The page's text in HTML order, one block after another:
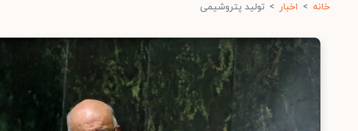
خانه اخبار تولید پتروشیمی